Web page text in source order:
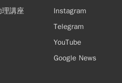
講座
Instagram
Telegram
YouTube
Google News